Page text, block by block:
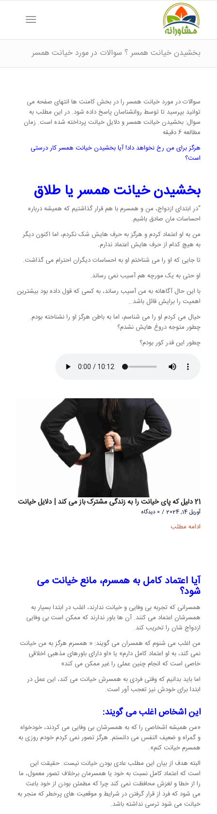
بخشیدن خیانت همسر ؟ سوالات در مورد خیانت همسر
سوالات در مورد خیانت همسر را در بخش کامنت ها انتهای صفحه می
توانید بپرسید تا توسط روانشناسان پاسخ داده شود. در این مطلب به
سوال: بخشیدن خیانت همسر و دلایل خیانت پرداخته شده است. زمان
مطالعه 6 دقیقه
هرگز برای من رخ نخواهد داد! آیا بخشیدن خیانت همسر کار درستی
است؟
بخشیدن خیانت همسر یا طلاق
“در ابتدای ازدواج، من و همسرم با هم قرار گذاشتیم که همیشه درباره
احساسات مان صادق باشیم.
من به او اعتماد کردم و هرگز به حرف هایش شک نکردم، اما اکنون دیگر
به هیچ کدام از حرف هایش اعتماد ندارم.
تا جایی که او را می شناختم او به احساسات دیگران احترام می گذاشت.
او حتی به یک مورچه هم آسیب نمی رساند.
با این حال آگاهانه به من آسیب رساند، به کسی که قول داده بود بیشترین
اهمیت را برایش قائل باشد…
خیال می کردم او را می شناسم، اما به باطن هرگز او را نشناخته بودم.
چطور متوجه دروغ هایش نشدم؟
چطور این قدر کور بودم؟
21 دلیل که پای خیانت را به زندگی مشترک باز می کند | دلایل خیانت
آوریل 14, 2024 / 0 دیدگاه
ادامه مطلب
آیا اعتماد کامل به همسرم، مانع خیانت می
شود؟
همسرانی که تجربه بی وفایی و خیانت ندارند، اغلب در ابتدا بسیار به
همسرشان اعتماد می کنند. آن ها باور ندارند که ممکن است بی وفایی
ازدواج شان را تخریب کند.
من اغلب می شنوم که همسران می گویند: « همسرم هرگز به من خیانت
نمی کند، به او اعتماد کامل دارم» یا «او دارای باورهای مذهبی اخلاقی
خاصی است که انجام چنین عملی را غیر ممکن می کند»
اما باید بدانیم که وقتی فردی به همسرش خیانت می کند، این عمل در
ابتدا برای خودش نیز تعجب آور است.
این اشخاص اغلب می گویند:
«من همیشه اشخاصی را که به همسرشان بی وفایی می کردند، خودخواه
و گمراه و ضعیف النفس می دانستم. هرگز تصور نمی کردم خودم روزی به
همسرم خیانت کنم».
البته هدف از بیان این مطلب عادی بودن خیانت نیست. حقیقت این
است که اعتماد کامل نسبت به خود یا همسرمان برخلاف تصور معمول، ما
را از خطا و لغزش محافظت نمی کند چرا که مطمئن بودن از خود باعث
می شود که فرد از قرار گرفتن در شرایط و موقعیت های پرخطر که منجر به
خیانت می شود ترسی نداشته باشد.